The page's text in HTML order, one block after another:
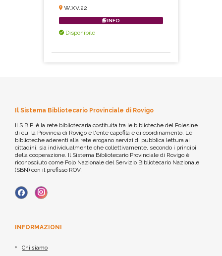
W.XV.22
INFO
Disponibile
Il Sistema Bibliotecario Provinciale di Rovigo
Il S.B.P. è la rete bibliotecaria costituita tra le biblioteche del Polesine
di cui la Provincia di Rovigo è l'ente capofila e di coordinamento. Le
biblioteche aderenti alla rete erogano servizi di pubblica lettura ai
cittadini, sia individualmente che collettivamente, secondo i principi
della cooperazione. Il Sistema Bibliotecario Provinciale di Rovigo è
riconosciuto come Polo Nazionale del Servizio Bibliotecario Nazionale
(SBN) con il prefisso ROV.
INFORMAZIONI
Chi siamo